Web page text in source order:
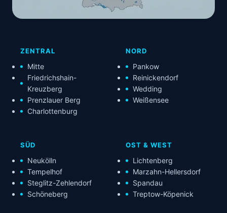
ZENTRAL
Mitte
Friedrichshain-
Kreuzberg
Prenzlauer Berg
Charlottenburg
NORD
Pankow
Reinickendorf
Wedding
Weißensee
SÜD
Neukölln
Tempelhof
Steglitz-Zehlendorf
Schöneberg
OST & WEST
Lichtenberg
Marzahn-Hellersdorf
Spandau
Treptow-Köpenick